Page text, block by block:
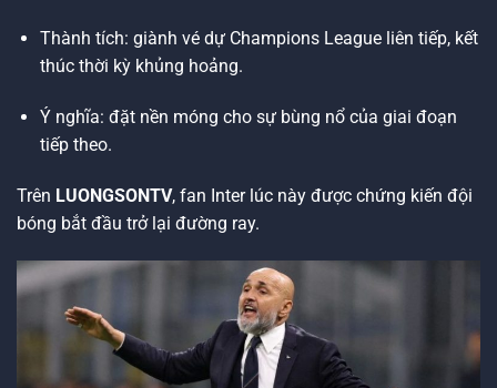
Thành tích: giành vé dự Champions League liên tiếp, kết
thúc thời kỳ khủng hoảng.
Ý nghĩa: đặt nền móng cho sự bùng nổ của giai đoạn
tiếp theo.
Trên LUONGSONTV, fan Inter lúc này được chứng kiến đội
bóng bắt đầu trở lại đường ray.